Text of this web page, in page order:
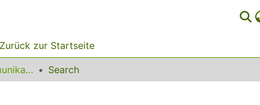
Zurück zur Startseite
Lehrstuhl für Kommunikationsnetze Search